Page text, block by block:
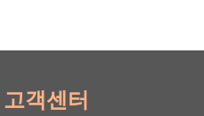
객센터